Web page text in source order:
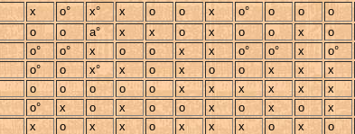
x o° x° x o o x o° o o o
o o a° x x o x o o x o
o° o° x o o x x o° o° x o°
o° o x° x o x o o x x x
o o o o o x x x x x x
o° x o x o o x o x o x
x o x x o x x x o x o